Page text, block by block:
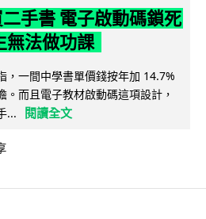
手書 電子啟動碼鎖死
無法做功課
，一間中學書單價錢按年加 14.7%
而且電子教材啟動碼這項設計，
...
閱讀全文